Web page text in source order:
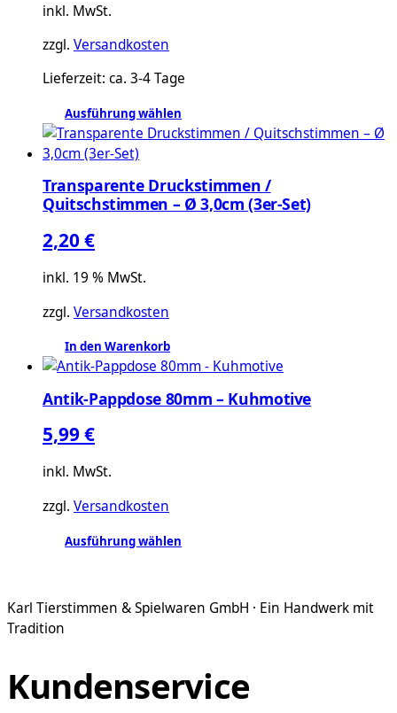
inkl. MwSt.
zzgl. Versandkosten
Lieferzeit: ca. 3-4 Tage
Ausführung wählen
Dieses
Produkt
mehrere
Varianten
auf.
Die
Optionen
auf
Produktseite
gewählt
werden
Transparente Druckstimmen /
Quitschstimmen – Ø 3,0cm (3er-Set)
2,20€
inkl. 19 % MwSt.
zzgl. Versandkosten
In den Warenkorb
Antik-Pappdose 80mm – Kuhmotive
5,99€
inkl. MwSt.
zzgl. Versandkosten
Ausführung wählen
weist
mehrere
Die
Optionen
Karl Tierstimmen & Spielwaren GmbH · Ein Handwerk mit
Tradition
Kundenservice